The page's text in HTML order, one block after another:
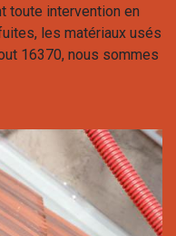
toute intervention en
les matériaux usés
16370, nous sommes